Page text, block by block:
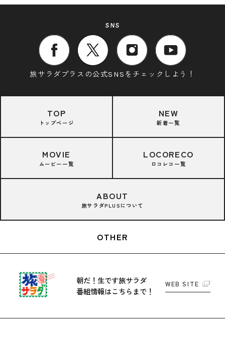
SNS
旅サラダプラスの公式SNSをチェックしよう！
TOP
トップページ
NEW
新着一覧
MOVIE
ムービー一覧
LOCORECO
ロコレコ一覧
ABOUT
旅サラダPLUSについて
OTHER
朝だ！生です旅サラダ
番組情報はこちらまで！
WEB SITE